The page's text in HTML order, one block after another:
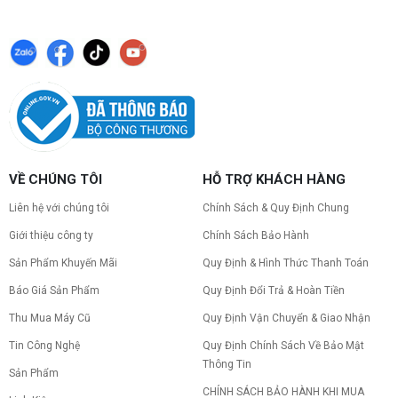
copy nhanh.
tăng hiệu năng tối đa? Xem ngay thứ tự ưu tiên
nâng cấp linh kiện PC chi tiết trong bài viết này!
nhân và Cách khắc phục
Tình trạng PC gaming nóng quạt kêu to khiến
máy giật lag, giảm tuổi thọ? Tìm hiểu ngay
nguyên nhân và cách khắc phục hiệu quả để máy
CPU AMD Ryzen 7 7700X3D full box mới
ra mắt: Nhanh, Mạnh, Giá tốt
với công nghệ 3D V-Cache đỉnh cao, mang lại
10 Nguyên nhân khiến PC gaming bị tụt
FPS thường gặp
VỀ CHÚNG TÔI
Liên hệ với chúng tôi
Giới thiệu công ty
Sản Phẩm Khuyến Mãi
Báo Giá Sản Phẩm
Thu Mua Máy Cũ
Tin Công Nghệ
Sản Phẩm
HỖ TRỢ KHÁCH HÀNG
Chính Sách & Quy Định Chung
Chính Sách Bảo Hành
Quy Định & Hình Thức Thanh Toán
Quy Định Đổi Trả & Hoàn Tiền
Quy Định Vận Chuyển & Giao Nhận
Quy Định Chính Sách Về Bảo Mật
Thông Tin
CHÍNH SÁCH BẢO HÀNH KHI MUA